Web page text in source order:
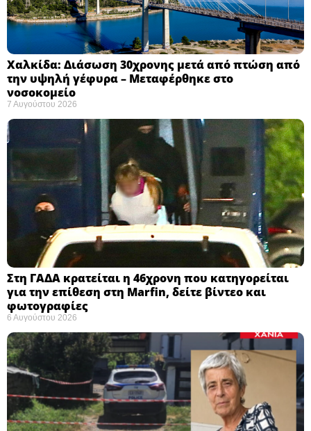
Χαλκίδα: Διάσωση 30χρονης μετά από πτώση από
την υψηλή γέφυρα – Μεταφέρθηκε στο
νοσοκομείο ​
7 Αυγούστου 2026
Στη ΓΑΔΑ κρατείται η 46χρονη που κατηγορείται
για την επίθεση στη Marfin, δείτε βίντεο και
φωτογραφίες
6 Αυγούστου 2026